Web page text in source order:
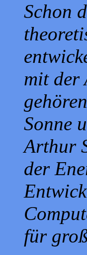
Schon
mit der
Sonne
Arthur
der
für